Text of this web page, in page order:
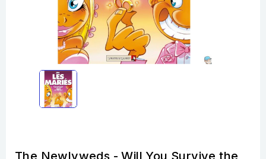
The Newlyweds - Will You Survive the